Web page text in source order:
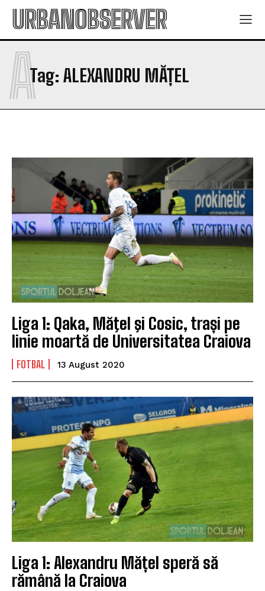
URBANOBSERVER
Tag: ALEXANDRU MĂȚEL
A
Liga 1: Qaka, Măţel şi Cosic, trași pe
linie moartă de Universitatea Craiova
FOTBAL 13 August 2020
Liga 1: Alexandru Mățel speră să
rămână la Craiova